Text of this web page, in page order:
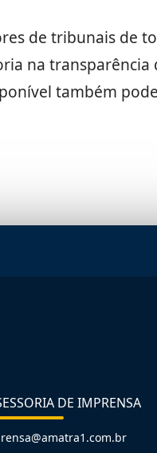
de tribunais de
na transparência
também
DE IMPRENSA